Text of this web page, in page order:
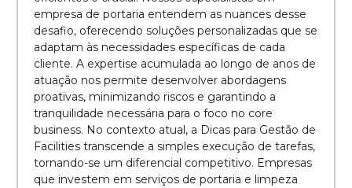
empresa de portaria entendem as nuances desse
desafio, oferecendo soluções personalizadas que se
adaptam às necessidades específicas de cada
cliente. A expertise acumulada ao longo de anos de
atuação nos permite desenvolver abordagens
proativas, minimizando riscos e garantindo a
tranquilidade necessária para o foco no core
business. No contexto atual, a Dicas para Gestão de
Facilities transcende a simples execução de tarefas,
tornando-se um diferencial competitivo. Empresas
que investem em serviços de portaria e limpeza